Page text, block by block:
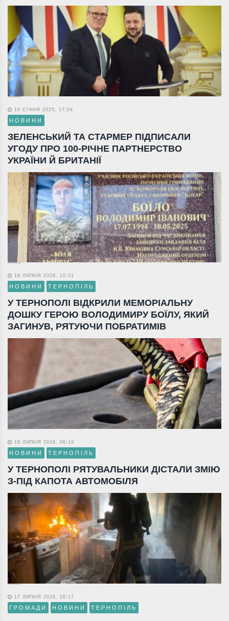
16 СІЧНЯ 2025, 17:04
НОВИНИ
ЗЕЛЕНСЬКИЙ ТА СТАРМЕР ПІДПИСАЛИ
УГОДУ ПРО 100-РІЧНЕ ПАРТНЕРСТВО
УКРАЇНИ Й БРИТАНІЇ
18 ЛИПНЯ 2026, 10:21
НОВИНИ ТЕРНОПІЛЬ
У ТЕРНОПОЛІ ВІДКРИЛИ МЕМОРІАЛЬНУ
ДОШКУ ГЕРОЮ ВОЛОДИМИРУ БОЇЛУ, ЯКИЙ
ЗАГИНУВ, РЯТУЮЧИ ПОБРАТИМІВ
18 ЛИПНЯ 2026, 06:19
НОВИНИ ТЕРНОПІЛЬ
У ТЕРНОПОЛІ РЯТУВАЛЬНИКИ ДІСТАЛИ ЗМІЮ
З-ПІД КАПОТА АВТОМОБІЛЯ
17 ЛИПНЯ 2026, 20:17
ГРОМАДИ НОВИНИ ТЕРНОПІЛЬ